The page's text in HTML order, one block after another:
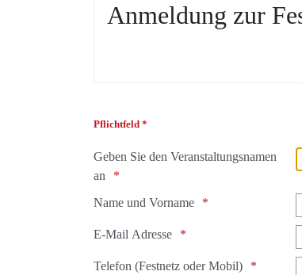
Anmeldung zur
Pflichtfeld *
Geben Sie den Veranstaltungsnamen
an
Name und Vorname
E-Mail Adresse
Telefon (Festnetz oder Mobil)